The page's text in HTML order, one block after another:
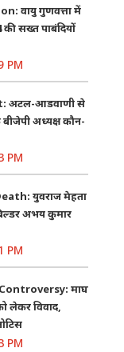
वायु गुणवत्ता में
सख्त पाबंदियों
PM
अटल-आडवाणी से
अध्यक्ष कौन-
PM
युवराज मेहता
अभय कुमार
PM
माघ
लेकर विवाद,
PM